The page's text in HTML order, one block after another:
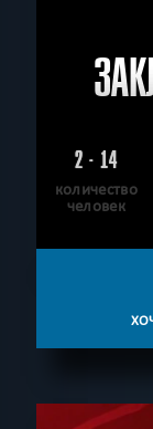
2 - 14
количество
человек